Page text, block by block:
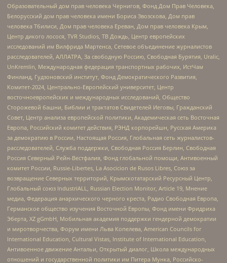
Образовательный дом прав человека Чернигов, Фонд Дом Прав Человека,
Белорусский дом прав человека имени Бориса Звозскова, Дом прав
человека Тбилиси, Дом прав человека Ереван, Дом прав человека Крым,
Центр дикого лосося, TVR Studios, ТВ Дождь, Центр европейских
исследований им Вилфрида Мартенса, Сетевое объединение журналистов
расследователей, АЛЛАТРА, За свободную Россию, Свободная Бурятия, Uralic,
UnKremlin, Международная федерация транспортных рабочих, ИстЧам
Финланд, Гудзоновский институт, Фонд Демократического Развития,
Комитет-2024, Центрально-Европейский университет, Центр
восточноевропейских и международных исследований, Общество
Сторожевой башни, Библии и трактатов Свидетелей Иеговы, Гражданский
Совет, Центр анализа европейской политики, Академическая сеть Восточная
Европа, Российский комитет действия, РЭНД корпорейшн, Русская Америка
за демократию в России, Настоящая Россия, Глобальная сеть журналистов-
расследователей, Служба поддержки, Свободная Россия Берлин, Свободная
Россия Северный Рейн-Вестфалия, Фонд глобальной помощи, Антивоенный
комитет России, Russie-Libertes, La Asocicion de Rusos Libres, Союз за
возвращение Северных территорий, Крымскотатарский Ресурсный Центр,
Глобальный союз IndustriALL, Russian Election Monitor, Article 19, Мнение
медиа, Федерация анархического черного креста, Радио Свободная Европа,
Германское общество изучения Восточной Европы, Фонд имени Фридриха
Эберта, XZ gGmbH, Мобильная академия поддержки гендерной демократии
и миротворчества, Форум имени Льва Копелева, American Councils for
International Education, Cultural Vistas, Institute of International Education,
Антивоенное движение Антальи, Открытый диалог, Школа международных
отношений и государственной политики им Питера Мунка, Российско-